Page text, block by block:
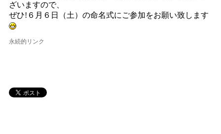
ざいますので、
ぜひ!６月６日（土）の命名式にご参加をお願い致します
永続的リンク